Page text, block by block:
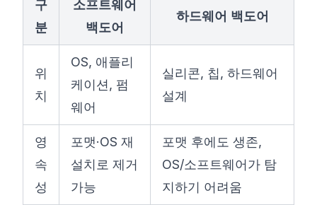
구
분
소프트웨어
백도어
하드웨어 백도어
위
치
OS, 애플리
케이션, 펌
웨어
실리콘, 칩, 하드웨어
설계
영
속
성
포맷·OS 재
설치로 제거
가능
포맷 후에도 생존,
OS/소프트웨어가 탐
지하기 어려움